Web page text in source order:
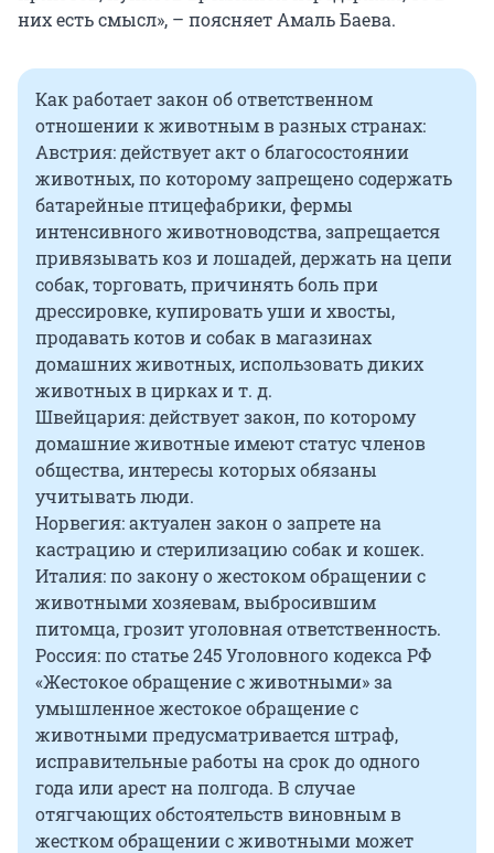
них есть смысл», – поясняет Амаль Баева.
Как работает закон об ответственном
отношении к животным в разных странах:
Австрия: действует акт о благосостоянии
животных, по которому запрещено содержать
батарейные птицефабрики, фермы
интенсивного животноводства, запрещается
привязывать коз и лошадей, держать на цепи
собак, торговать, причинять боль при
дрессировке, купировать уши и хвосты,
продавать котов и собак в магазинах
домашних животных, использовать диких
животных в цирках и т. д.
Швейцария: действует закон, по которому
домашние животные имеют статус членов
общества, интересы которых обязаны
учитывать люди.
Норвегия: актуален закон о запрете на
кастрацию и стерилизацию собак и кошек.
Италия: по закону о жестоком обращении с
животными хозяевам, выбросившим
питомца, грозит уголовная ответственность.
Россия: по статье 245 Уголовного кодекса РФ
«Жестокое обращение с животными» за
умышленное жестокое обращение с
животными предусматривается штраф,
исправительные работы на срок до одного
года или арест на полгода. В случае
отягчающих обстоятельств виновным в
жестком обращении с животными может